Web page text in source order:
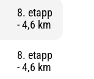
8. etapp
- 4,6 km
8. etapp
- 4,6 km